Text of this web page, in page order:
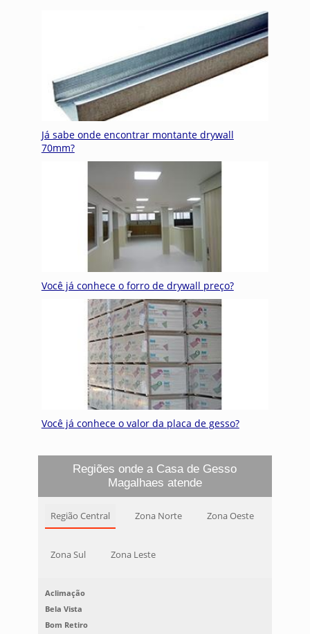
Já sabe onde encontrar montante drywall
70mm?
Você já conhece o forro de drywall preço?
Você já conhece o valor da placa de gesso?
Regiões onde a Casa de Gesso
Magalhaes atende
Região Central Zona Norte Zona Oeste
Zona Sul Zona Leste
Aclimação
Bela Vista
Bom Retiro